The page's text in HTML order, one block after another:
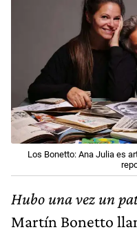
Los Bonetto: Ana Julia es
Hubo una vez un
Martín Bonetto